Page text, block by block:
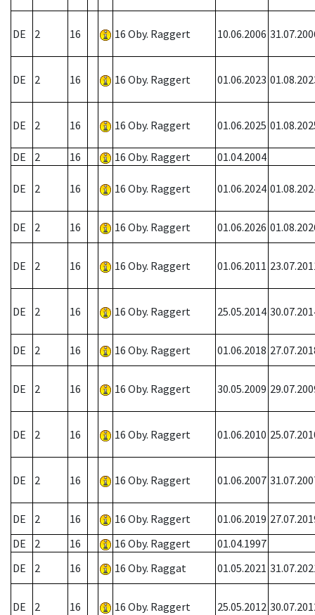
DE 2 16 16 Oby. Raggert 10.06.2006
DE 2 16 16 Oby. Raggert 01.06.2023
DE 2 16 16 Oby. Raggert 01.06.2025
DE 2 16 16 Oby. Raggert 01.04.2004
DE 2 16 16 Oby. Raggert 01.06.2024
DE 2 16 16 Oby. Raggert 01.06.2026
DE 2 16 16 Oby. Raggert 01.06.2011
DE 2 16 16 Oby. Raggert 25.05.2014
DE 2 16 16 Oby. Raggert 01.06.2018
DE 2 16 16 Oby. Raggert 30.05.2009
DE 2 16 16 Oby. Raggert 01.06.2010
DE 2 16 16 Oby. Raggert 01.06.2007
DE 2 16 16 Oby. Raggert 01.06.2019
DE
2 16 16 Oby. Raggert
01.04.1997
DE
2 16 16 Oby. Raggat 01.05.2021
DE 2 16 16 Oby. Raggert 25.05.2012